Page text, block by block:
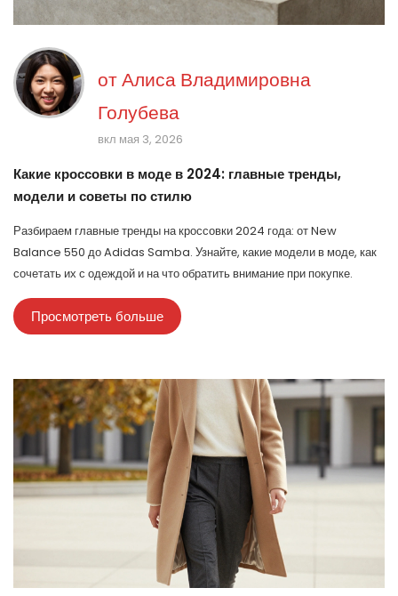
отАлиса Владимировна
Голубева
вкл мая 3, 2026
Какие кроссовки в моде в 2024: главные тренды,
модели и советы по стилю
Разбираем главные тренды на кроссовки 2024 года: от New
Balance 550 до Adidas Samba. Узнайте, какие модели в моде, как
сочетать их с одеждой и на что обратить внимание при покупке.
Просмотреть больше